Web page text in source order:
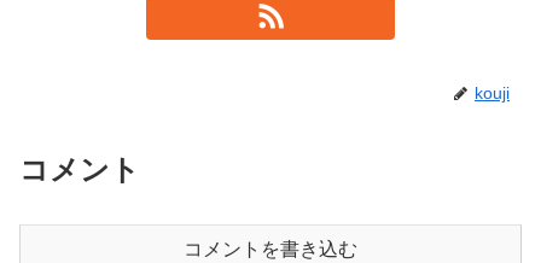
kouji
コメント
コメントを書き込む